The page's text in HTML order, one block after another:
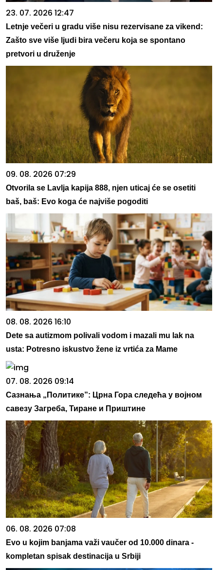
23. 07. 2026 12:47
Letnje večeri u gradu više nisu rezervisane za vikend:
Zašto sve više ljudi bira večeru koja se spontano
pretvori u druženje
09. 08. 2026 07:29
Otvorila se Lavlja kapija 888, njen uticaj će se osetiti
baš, baš: Evo koga će najviše pogoditi
08. 08. 2026 16:10
Dete sa autizmom polivali vodom i mazali mu lak na
usta: Potresno iskustvo žene iz vrtića za Mame
07. 08. 2026 09:14
Сазнања „Политике”: Црна Гора следећа у војном
савезу Загреба, Тиране и Приштине
06. 08. 2026 07:08
Evo u kojim banjama važi vaučer od 10.000 dinara -
kompletan spisak destinacija u Srbiji